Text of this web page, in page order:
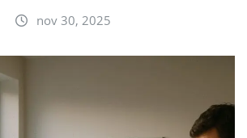
nov 30, 2025